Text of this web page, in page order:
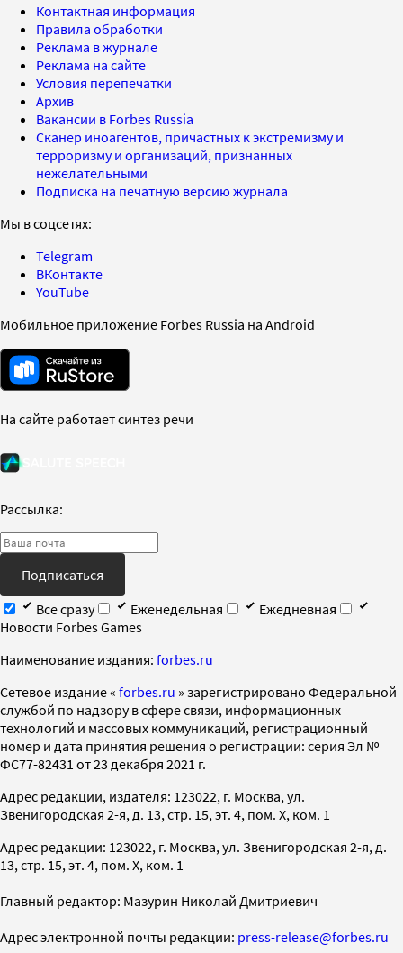
Контактная информация
Правила обработки
Реклама в журнале
Реклама на сайте
Условия перепечатки
Архив
Вакансии в Forbes Russia
Сканер иноагентов, причастных к экстремизму и
терроризму и организаций, признанных
нежелательными
Подписка на печатную версию журнала
Мы в соцсетях:
Telegram
ВКонтакте
YouTube
Мобильное приложение Forbes Russia на Android
На сайте работает синтез речи
Рассылка:
Подписаться
Все сразу
Еженедельная
Ежедневная
Новости Forbes Games
Наименование издания: forbes.ru
Cетевое издание « forbes.ru » зарегистрировано Федеральной
службой по надзору в сфере связи, информационных
технологий и массовых коммуникаций, регистрационный
номер и дата принятия решения о регистрации: серия Эл №
ФС77-82431 от 23 декабря 2021 г.
Адрес редакции, издателя: 123022, г. Москва, ул.
Звенигородская 2-я, д. 13, стр. 15, эт. 4, пом. X, ком. 1
Адрес редакции: 123022, г. Москва, ул. Звенигородская 2-я, д.
13, стр. 15, эт. 4, пом. X, ком. 1
Главный редактор: Мазурин Николай Дмитриевич
Адрес электронной почты редакции: press-release@forbes.ru